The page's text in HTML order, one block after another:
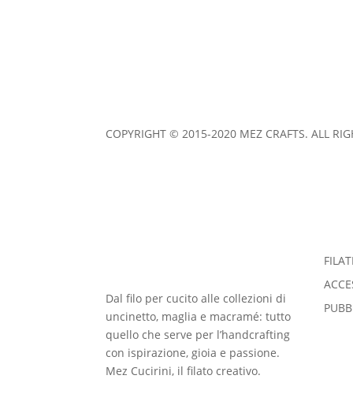
COPYRIGHT © 2015-2020 MEZ CRAFTS. ALL
Dal filo per cucito alle collezioni di
uncinetto, maglia e macramé: tutto
quello che serve per l’handcrafting
con ispirazione, gioia e passione.
Mez Cucirini, il filato creativo.
FILATI